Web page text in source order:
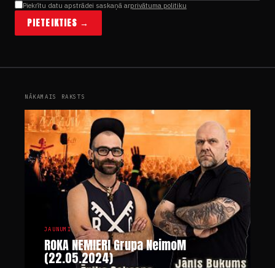
Piekrītu datu apstrādei saskaņā arprivātuma politiku
PIETEIKTIES →
NĀKAMAIS RAKSTS
JAUNUMI
ROKA NEMIERI Grupa NeimoM
(22.05.2024)